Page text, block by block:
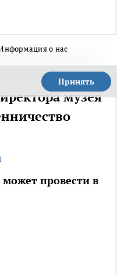
о нас
Принять
музея
провести в